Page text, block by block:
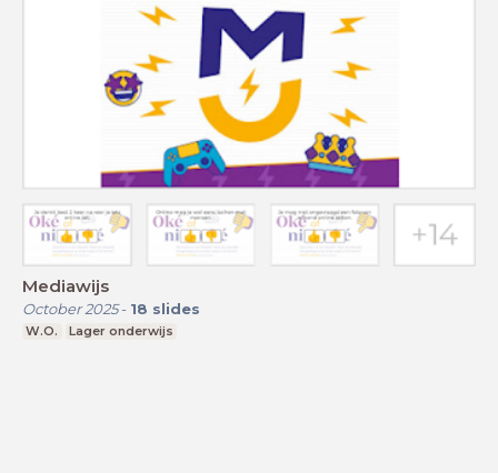
Mediawijs
October 2025- 18 slides
W.O. Lager onderwijs